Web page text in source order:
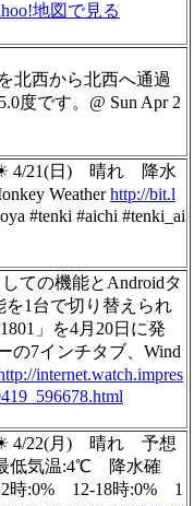
地図で見る
北西から北西へ通過
度です。@ Sun Apr 2
4/21(日) 晴れ 降水
Weatherhttp://bit.l
#tenki #aichi #tenki_ai
しての機能とAndroidタ
1台で切り替えられ
」を4月20日に発
の7インチタブ、Wind
internet.watch.impres
☀ 4/22(月) 晴れ 予想
低気温:4℃ 降水確
時:0% 12-18時:0% 1